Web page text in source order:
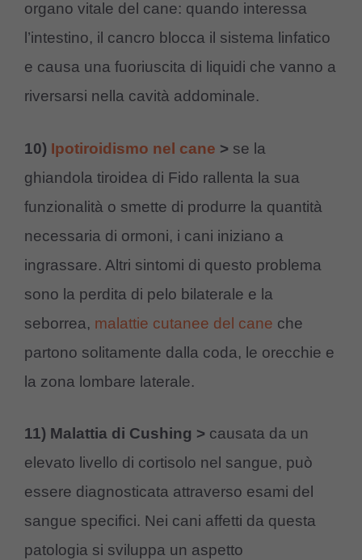
organo vitale del cane: quando interessa
l’intestino, il cancro blocca il sistema linfatico
e causa una fuoriuscita di liquidi che vanno a
riversarsi nella cavità addominale.
10) Ipotiroidismo nel cane > se la
ghiandola tiroidea di Fido rallenta la sua
funzionalità o smette di produrre la quantità
necessaria di ormoni, i cani iniziano a
ingrassare. Altri sintomi di questo problema
sono la perdita di pelo bilaterale e la
seborrea, malattie cutanee del cane che
partono solitamente dalla coda, le orecchie e
la zona lombare laterale.
11) Malattia di Cushing > causata da un
elevato livello di cortisolo nel sangue, può
essere diagnosticata attraverso esami del
sangue specifici. Nei cani affetti da questa
patologia si sviluppa un aspetto